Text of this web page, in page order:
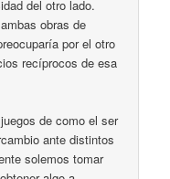
del otro lado.
obras de
por el otro
recíprocos de esa
de como el ser
ante distintos
solemos tomar